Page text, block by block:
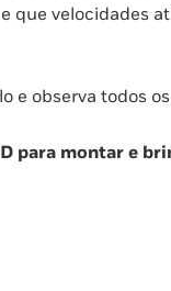
que velocidades
e observa todos
para montar e